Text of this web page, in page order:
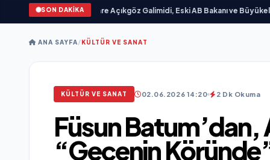
SON DAKİKA
•Ali Emre Açıkgöz Galimidi, Eski AB Bakanı ve Büyükelçi Egemen
ANA SAYFA/KÜLTÜR VE SANAT
KÜLTÜR VE SANAT 02.06.2026 14:20 2 Dk Okuma
Füsun Batum’dan,
“Gecenin